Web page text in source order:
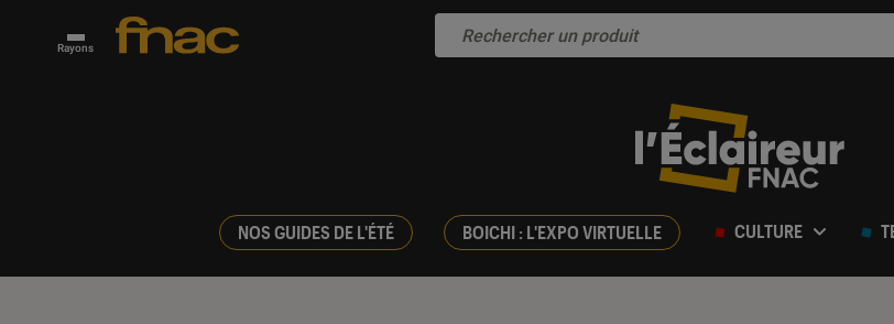
Rayons
NOS GUIDES DE L'ÉTÉ BOICHI : L'EXPO VIRTUELLE CULTURE